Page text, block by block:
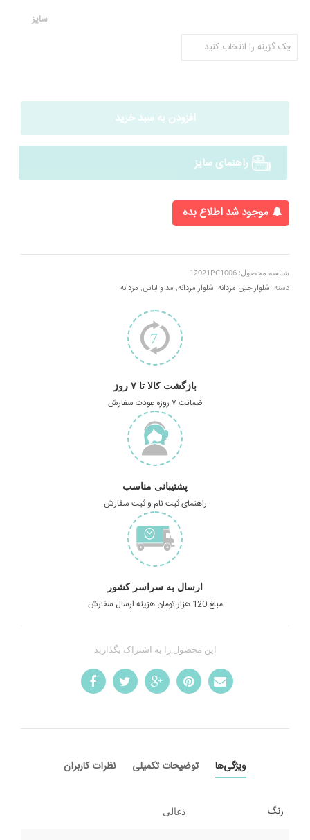
سایز
افزودن به سبد خرید
راهنمای سایز
موجود شد اطلاع بده
شناسه محصول: 12021PC1006
دسته: شلوار جین مردانه, شلوار مردانه, مد و لباس, مردانه
بازگشت کالا تا ۷ روز
ضمانت ۷ روزه عودت سفارش
پشتیبانی مناسب
راهنمای ثبت نام و ثبت سفارش
ارسال به سراسر کشور
مبلغ 120 هزار تومان هزینه ارسال سفارش
این محصول را به اشتراک بگذارید
ویژگی‌ها توضیحات تکمیلی نظرات کاربران
رنگ ذغالی